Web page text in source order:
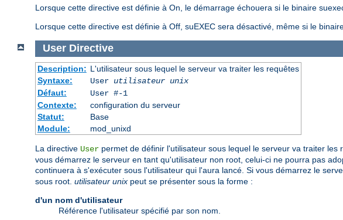
Lorsque cette directive est définie à On, le démarrage échouera si le binaire
Lorsque cette directive est définie à Off, suEXEC sera désactivé, même si le
User Directive
Description: L'utilisateur sous lequel le serveur va traiter les requêtes
Syntaxe:
User utilisateur unix
Défaut:
User #-1
Contexte:
configuration du serveur
Statut:
Base
Module:
mod_unixd
La directive User permet de définir l'utilisateur sous lequel le serveur va traiter
vous démarrez le serveur en tant qu'utilisateur non root, celui-ci ne pourra pas
continuera à s'exécuter sous l'utilisateur qui l'aura lancé. Si vous démarrez le
sous root. utilisateur unix peut se présenter sous la forme :
d'un nom d'utilisateur
Référence l'utilisateur spécifié par son nom.